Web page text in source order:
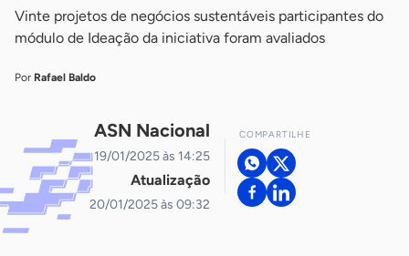
Vinte projetos de negócios sustentáveis participantes do
módulo de Ideação da iniciativa foram avaliados
Por Rafael Baldo
ASN Nacional
19/01/2025 às 14:25
Atualização
20/01/2025 às 09:32
COMPARTILHE